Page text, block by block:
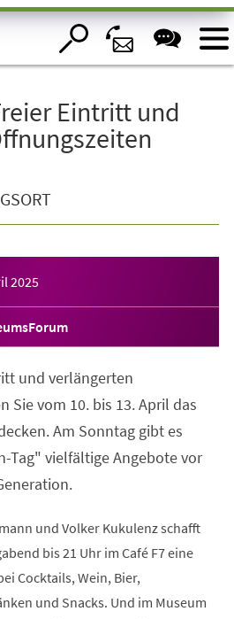
Eintritt und
2025
und verlängerten
Sie vom 10. bis 13. April das
Am Sonntag gibt es
Tag" vielfältige Angebote vor
und Volker Kukulenz schafft
bis 21 Uhr im Café F7 eine
Cocktails, Wein, Bier,
und Snacks. Und im Museum